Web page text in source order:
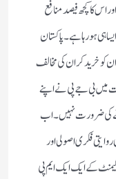
کا کچھ فیصد منافع
ہی ہو رہا ہے ۔پاکستان
کو خرید کر ان کی مخالف
میں بی جے پی نے اپنے
کی ضرورت نہیں ۔اب
فکری اصولی اور
کے ایک ایک ایم پی